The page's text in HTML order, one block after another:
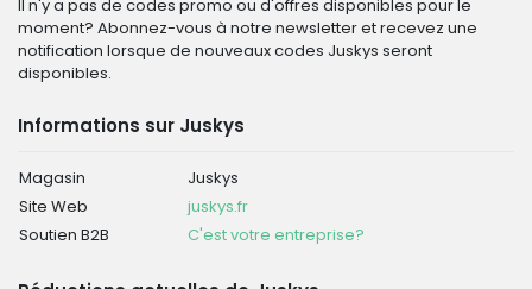
Il n'y a pas de codes promo ou d'offres disponibles pour le
moment? Abonnez-vous à notre newsletter et recevez une
notification lorsque de nouveaux codes Juskys seront
disponibles.
Informations sur Juskys
Magasin
Juskys
Site Web
juskys.fr
Soutien B2B
C'est votre entreprise?